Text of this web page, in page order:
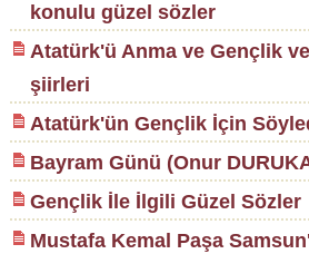
konulu güzel sözler
Atatürk'ü Anma ve Gençlik
şiirleri
Atatürk'ün Gençlik İçin
Bayram Günü (Onur
Gençlik İle İlgili Güzel Sözler
Mustafa Kemal Paşa